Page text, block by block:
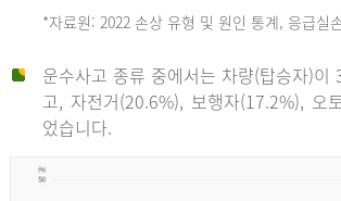
*자료원: 2022 손상 유형 및 원인 통계, 응급실
운수사고 종류 중에서는 차량(탑승자)이
고, 자전거(20.6%), 보행자(17.2%), 오
었습니다.